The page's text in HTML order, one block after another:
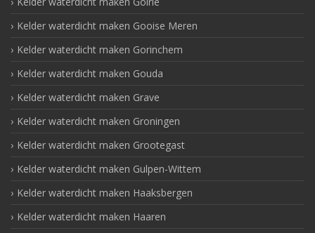
Kelder waterdicht maken Gooise Meren
Kelder waterdicht maken Gorinchem
Kelder waterdicht maken Gouda
Kelder waterdicht maken Grave
Kelder waterdicht maken Groningen
Kelder waterdicht maken Grootegast
Kelder waterdicht maken Gulpen-Wittem
Kelder waterdicht maken Haaksbergen
Kelder waterdicht maken Haaren